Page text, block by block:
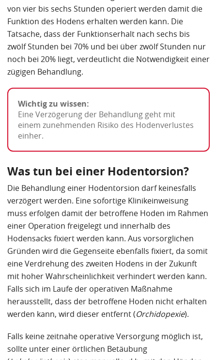
von vier bis sechs Stunden operiert werden damit die
Funktion des Hodens erhalten werden kann. Die
Tatsache, dass der Funktionserhalt nach sechs bis
zwölf Stunden bei 70% und bei über zwölf Stunden nur
noch bei 20% liegt, verdeutlicht die Notwendigkeit einer
zügigen Behandlung.
Wichtig zu wissen:
Eine Verzögerung der Behandlung geht mit
einem zunehmenden Risiko des Hodenverlustes
einher.
Was tun bei einer Hodentorsion?
Die Behandlung einer Hodentorsion darf keinesfalls
verzögert werden. Eine sofortige Klinikeinweisung
muss erfolgen damit der betroffene Hoden im Rahmen
einer Operation freigelegt und innerhalb des
Hodensacks fixiert werden kann. Aus vorsorglichen
Gründen wird die Gegenseite ebenfalls fixiert, da somit
eine Verdrehung des zweiten Hodens in der Zukunft
mit hoher Wahrscheinlichkeit verhindert werden kann.
Falls sich im Laufe der operativen Maßnahme
herausstellt, dass der betroffene Hoden nicht erhalten
werden kann, wird dieser entfernt (Orchidopexie).
Falls keine zeitnahe operative Versorgung möglich ist,
sollte unter einer örtlichen Betäubung